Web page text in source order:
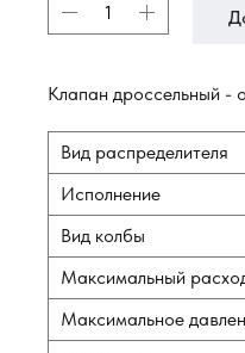
Клапан дроссельный -
Вид распределителя
Исполнение
Вид колбы
Максимальный
Максимальное